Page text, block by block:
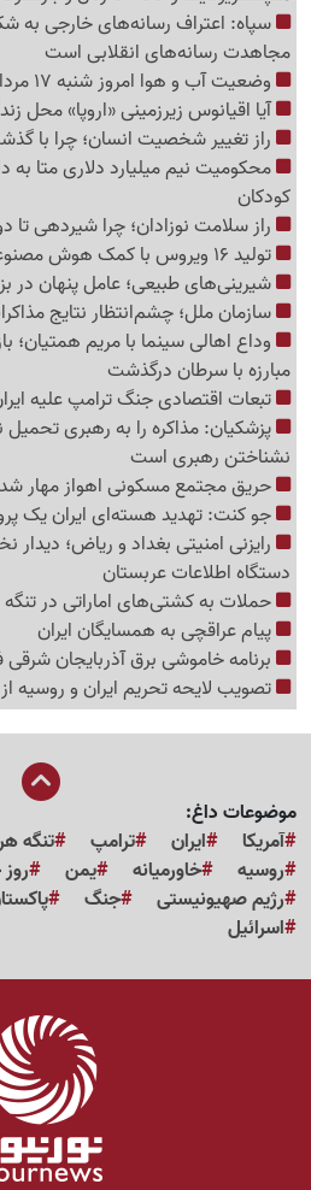
سپاه: اعتراف رسانه‌های خارجی
مجاهدت رسانه‌های انقلابی است
وضعیت آب و هوا امروز شنبه 17 مرداد 1405 + وضعیت استانها
آیا اقیانوس زیرزمینی «اروپا» محل
راز تغییر شخصیت انسان؛ چرا با
محکومیت نیم میلیارد دلاری متا
کودکان
راز سلامت نوزادان؛ چرا شیردهی
تولید 16 ویروس با کمک هوش مصنوعی!
شیرینی‌های طبیعی؛ عامل پنهان در
سازمان ملل؛ چشم‌انتظار نتایج
مبارزه با سرطان درگذشت
تبعات اقتصادی جنگ ترامپ علیه
پزشکیان: مذاکره را به رهبری تحمیل
نشناختن رهبری است
حریق مجتمع مسکونی اهواز مهار شد
جو کنت: تهدید هسته‌ای ایران یک
رایزنی امنیتی بغداد و ریاض؛
دستگاه اطلاعات عربستان
حملات به کشتی‌های اماراتی در
پیام عراقچی به همسایگان ایران
برنامه خاموشی برق آذربایجان شرقی فردا
تصویب لایحه تحریم ایران و روسیه
موضوعات داغ:
آمریکا
ایران ترامپ تنگه
روسیه
خاورمیانه یمن
رژیم صهیونیستی
جنگ
اسرائیل